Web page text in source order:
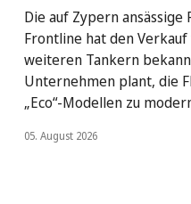
Die auf Zypern ansässige
Frontline hat den
weiteren Tankern
Unternehmen plant, die
„Eco“-Modellen zu
05. August 2026